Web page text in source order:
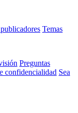
Temas
Preguntas
confidencialidad Sea